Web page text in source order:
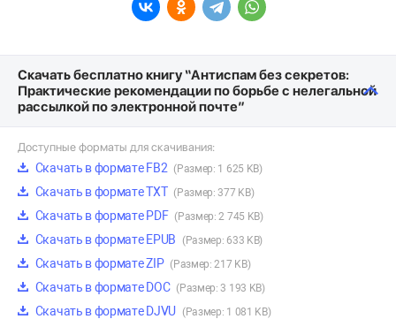
Скачать бесплатно книгу “Антиспам без секретов:
Практические рекомендации по борьбе с нелегальной
рассылкой по электронной почте”
Доступные форматы для скачивания:
Скачать в формате FB2 (Размер: 1 625 KB)
Скачать в формате TXT (Размер: 377 KB)
Скачать в формате PDF (Размер: 2 745 KB)
Скачать в формате EPUB (Размер: 633 KB)
Скачать в формате ZIP (Размер: 217 KB)
Скачать в формате DOC (Размер: 3 193 KB)
Скачать в формате DJVU (Размер: 1 081 KB)